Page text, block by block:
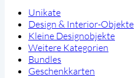
Unikate
Design & Interior-Objekte
Kleine Designobjekte
Weitere Kategorien
Bundles
Geschenkkarten